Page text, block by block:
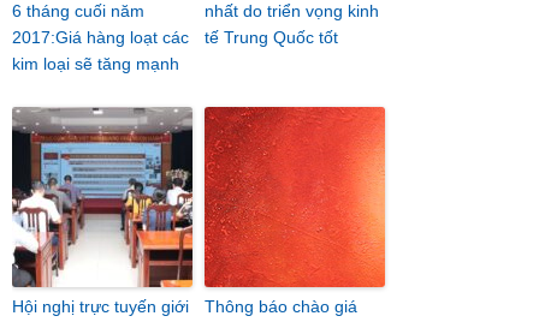
6 tháng cuối năm
2017:Giá hàng loạt các
kim loại sẽ tăng mạnh
nhất do triển vọng kinh
tế Trung Quốc tốt
Hội nghị trực tuyến giới
Thông báo chào giá